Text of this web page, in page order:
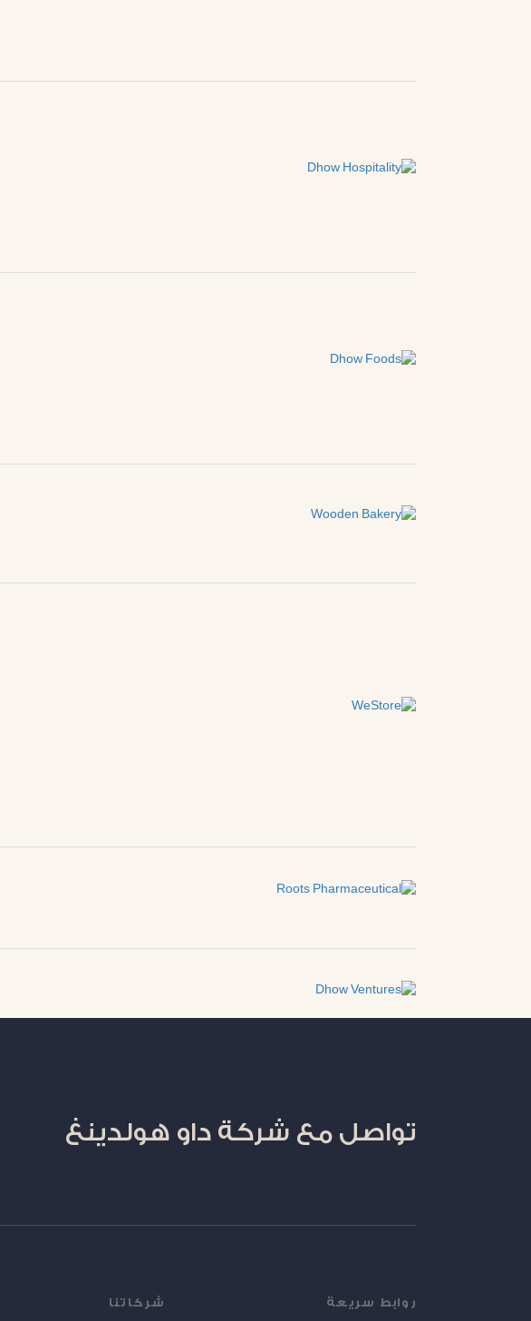
تواصل مع شركة داو هولدينغ
روابط سريعة شركاتنا